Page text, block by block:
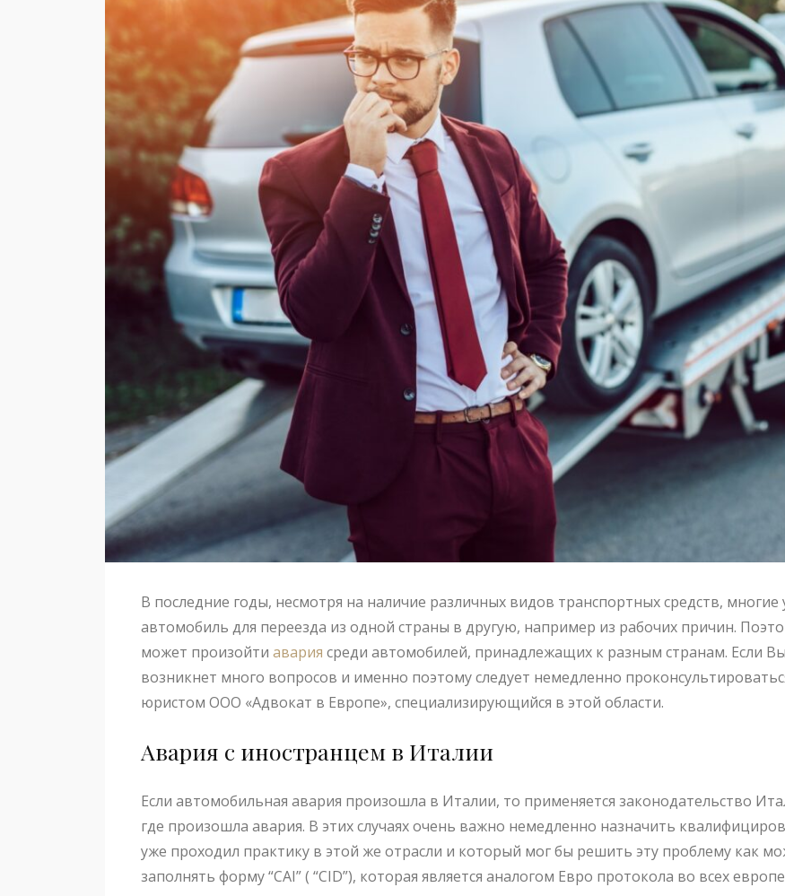
В последние годы, несмотря на наличие различных видов транспортных средств,
автомобиль для переезда из одной страны в другую, например из рабочих причин.
может произойти авария среди автомобилей, принадлежащих к разным странам. Если
возникнет много вопросов и именно поэтому следует немедленно
юристом ООО «Адвокат в Европе», специализирующийся в этой области.
Авария с иностранцем в Италии
Если автомобильная авария произошла в Италии, то применяется законодательство
где произошла авария. В этих случаях очень важно немедленно назначить
уже проходил практику в этой же отрасли и который мог бы решить эту проблему как
заполнять форму “CAI” ( “CID”), которая является аналогом Евро протокола во всех